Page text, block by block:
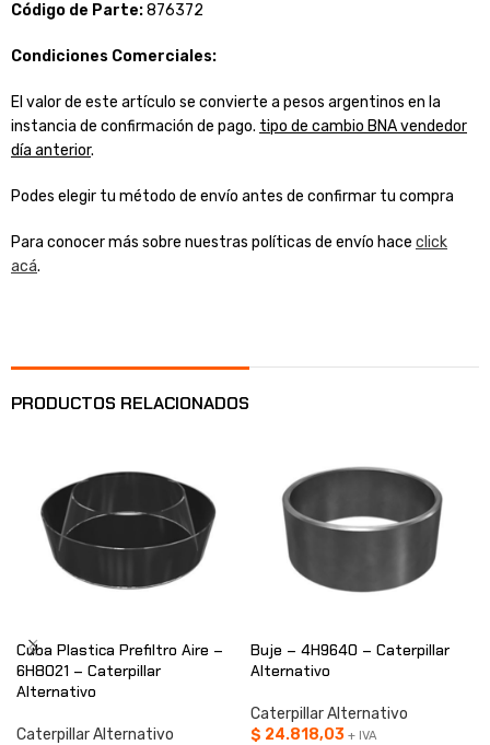
Código de Parte:876372
Condiciones Comerciales:
El valor de este artículo se convierte a pesos argentinos en la
instancia de confirmación de pago. tipo de cambio BNA vendedor
día anterior.
Podes elegir tu método de envío antes de confirmar tu compra
Para conocer más sobre nuestras políticas de envío hace click
acá.
PRODUCTOS RELACIONADOS
Cuba Plastica Prefiltro Aire –
6H8021 – Caterpillar
Alternativo
Caterpillar Alternativo
Buje – 4H9640 – Caterpillar
Alternativo
Caterpillar Alternativo
$ 24.818,03 + IVA